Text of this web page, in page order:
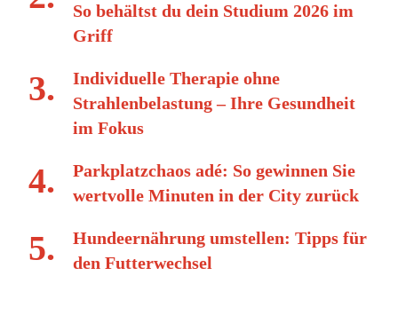
So behältst du dein Studium 2026 im
Griff
Individuelle Therapie ohne
Strahlenbelastung – Ihre Gesundheit
im Fokus
Parkplatzchaos adé: So gewinnen Sie
wertvolle Minuten in der City zurück
Hundeernährung umstellen: Tipps für
den Futterwechsel